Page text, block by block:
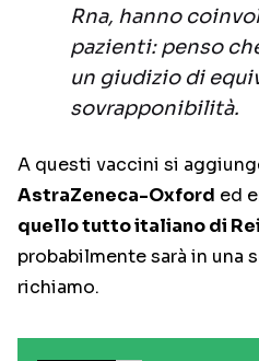
Rna, hanno
pazienti: penso
un giudizio di
sovrapponibilità.
A questi vaccini si
AstraZeneca-Oxford ed
quello tutto italiano di
probabilmente sarà in una
richiamo.